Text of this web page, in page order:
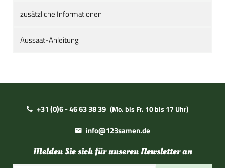
zusätzliche Informationen
Aussaat-Anleitung
+31 (0)6 - 46 63 38 39 (Mo. bis Fr. 10 bis 17 Uhr)
info@123samen.de
Melden Sie sich für unseren Newsletter an